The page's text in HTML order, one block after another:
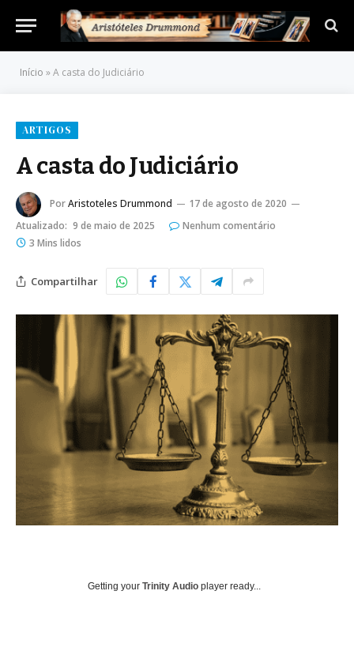
Início »A casta do Judiciário
ARTIGOS
A casta do Judiciário
PorAristoteles Drummond
17 de agosto de 2020
Atualizado: 9 de maio de 2025
Nenhum comentário
3 Mins lidos
Compartilhar
Getting your Trinity Audio player ready...